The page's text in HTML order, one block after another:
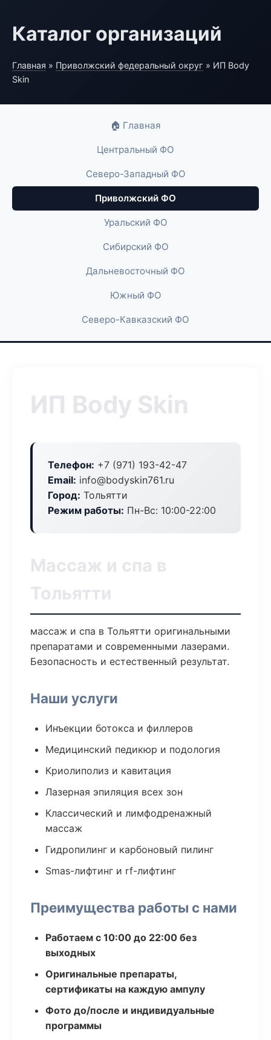
Каталог организаций
Главная » Приволжский федеральный округ » ИП Body
Skin
🏠 Главная
Центральный ФО
Северо-Западный ФО
Приволжский ФО
Уральский ФО
Сибирский ФО
Дальневосточный ФО
Южный ФО
Северо-Кавказский ФО
ИП Body Skin
Телефон: +7 (971) 193-42-47
Email: info@bodyskin761.ru
Город: Тольятти
Режим работы: Пн-Вс: 10:00-22:00
Массаж и спа в
Тольятти
массаж и спа в Тольятти оригинальными
препаратами и современными лазерами.
Безопасность и естественный результат.
Наши услуги
Инъекции ботокса и филлеров
Медицинский педикюр и подология
Криолиполиз и кавитация
Лазерная эпиляция всех зон
Классический и лимфодренажный
массаж
Гидропилинг и карбоновый пилинг
Smas-лифтинг и rf-лифтинг
Преимущества работы с нами
Работаем с 10:00 до 22:00 без
выходных
Оригинальные препараты,
сертификаты на каждую ампулу
Фото до/после и индивидуальные
программы